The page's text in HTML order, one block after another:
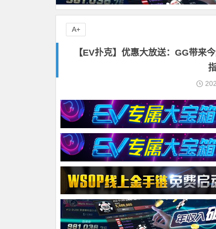
【EV扑克】优惠大放送：GG带来
A+